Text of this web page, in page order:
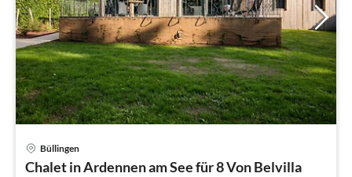
Büllingen
Chalet in Ardennen am See für 8 Von Belvilla